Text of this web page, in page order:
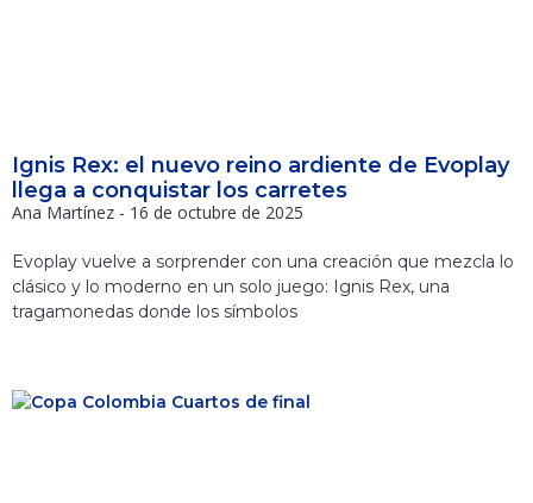
Ignis Rex: el nuevo reino ardiente de Evoplay
llega a conquistar los carretes
Ana Martínez 16 de octubre de 2025
Evoplay vuelve a sorprender con una creación que mezcla lo
clásico y lo moderno en un solo juego: Ignis Rex, una
tragamonedas donde los símbolos